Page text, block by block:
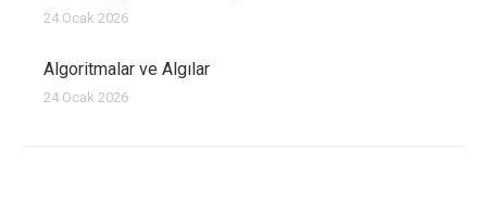
24 Ocak 2026
Algoritmalar ve Algılar
24 Ocak 2026